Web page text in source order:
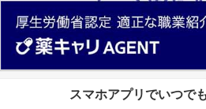
スマホアプリでいつで